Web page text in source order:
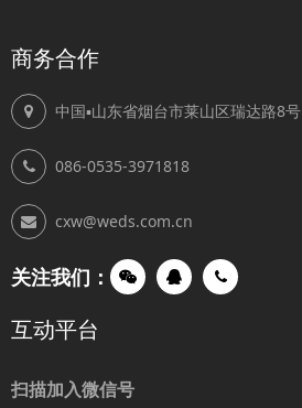
商务合作
中国▪山东省烟台市莱山区瑞达路8号
086-0535-3971818
cxw@weds.com.cn
关注我们：
互动平台
扫描加入微信号